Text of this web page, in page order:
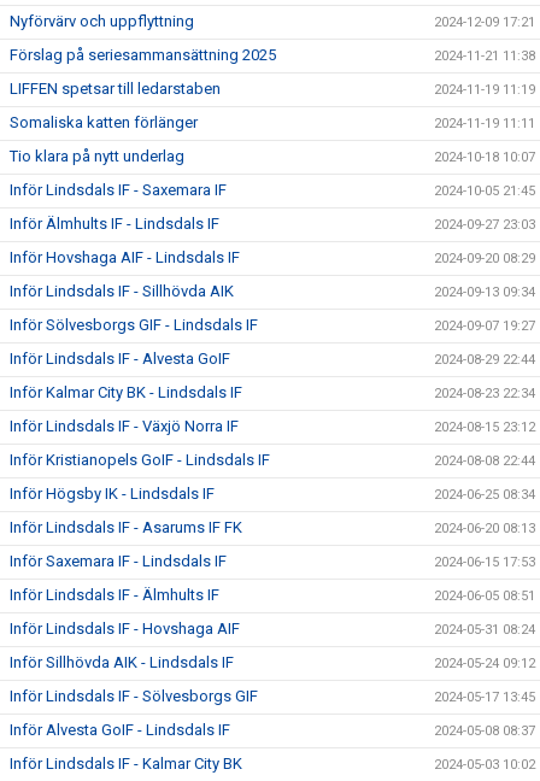
Nyförvärv och uppflyttning 2024-12-09 17:21
Förslag på seriesammansättning 2025 2024-11-21 11:38
LIFFEN spetsar till ledarstaben 2024-11-19 11:19
Somaliska katten förlänger 2024-11-19 11:11
Tio klara på nytt underlag 2024-10-18 10:07
Inför Lindsdals IF - Saxemara IF 2024-10-05 21:45
Inför Älmhults IF - Lindsdals IF 2024-09-27 23:03
Inför Hovshaga AIF - Lindsdals IF 2024-09-20 08:29
Inför Lindsdals IF - Sillhövda AIK 2024-09-13 09:34
Inför Sölvesborgs GIF - Lindsdals IF 2024-09-07 19:27
Inför Lindsdals IF - Alvesta GoIF 2024-08-29 22:44
Inför Kalmar City BK - Lindsdals IF 2024-08-23 22:34
Inför Lindsdals IF - Växjö Norra IF 2024-08-15 23:12
Inför Kristianopels GoIF - Lindsdals IF 2024-08-08 22:44
Inför Högsby IK - Lindsdals IF 2024-06-25 08:34
Inför Lindsdals IF - Asarums IF FK 2024-06-20 08:13
Inför Saxemara IF - Lindsdals IF 2024-06-15 17:53
Inför Lindsdals IF - Älmhults IF 2024-06-05 08:51
Inför Lindsdals IF - Hovshaga AIF 2024-05-31 08:24
Inför Sillhövda AIK - Lindsdals IF 2024-05-24 09:12
Inför Lindsdals IF - Sölvesborgs GIF 2024-05-17 13:45
Inför Alvesta GoIF - Lindsdals IF 2024-05-08 08:37
Inför Lindsdals IF - Kalmar City BK 2024-05-03 10:02